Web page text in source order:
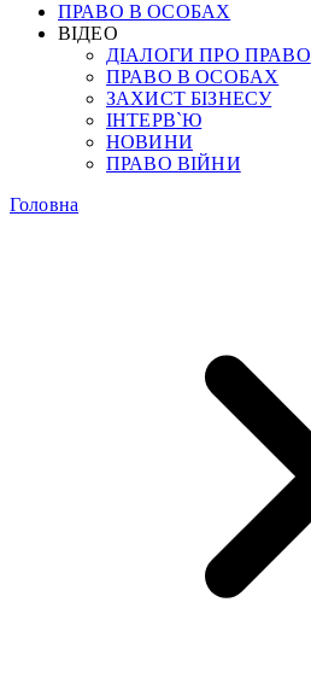
ПРАВО В ОСОБАХ
ВІДЕО
ДІАЛОГИ ПРО ПРАВО
ПРАВО В ОСОБАХ
ЗАХИСТ БІЗНЕСУ
ІНТЕРВ`Ю
НОВИНИ
ПРАВО ВІЙНИ
Головна